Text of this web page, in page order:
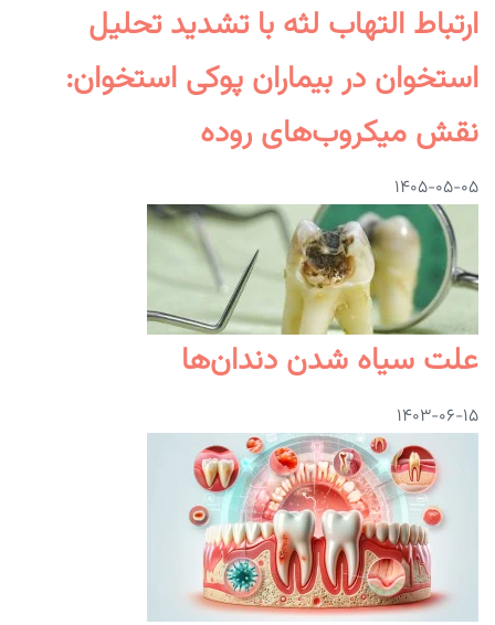
ارتباط التهاب لثه با تشدید تحلیل
استخوان در بیماران پوکی استخوان:
نقش میکروب‌های روده
۱۴۰۵-۰۵-۰۵
علت سیاه شدن دندان‌ها
۱۴۰۳-۰۶-۱۵